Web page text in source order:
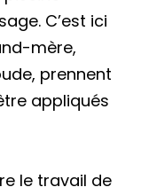
C’est ici
mère,
prennent
appliqués
le travail de